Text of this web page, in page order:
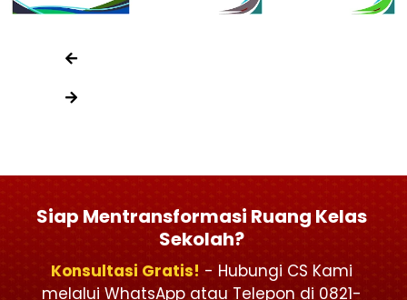
Siap Mentransformasi Ruang Kelas
Sekolah?
Konsultasi Gratis! - Hubungi CS Kami
melalui WhatsApp atau Telepon di 0821-